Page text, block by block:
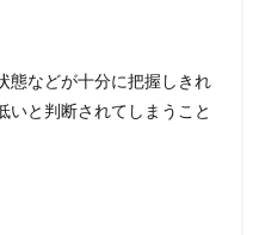
態などが十分に把握しきれ
いと判断されてしまうこと